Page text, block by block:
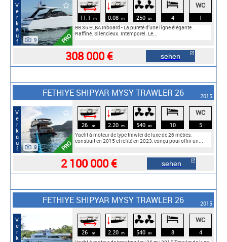
Verkauf PRO
9
⟷
11.1 m
🠓
0.08 m 250 cv 4
WC
1
BB 35 ELBA Inboard - La pureté d’une ligne élégante.
Raffiné. Silencieux. Intemporel. Le...
308 000 € sehen
Verkauf PRO
9
FETHIYE SHIPYAR MYSY TRAWLER 26 2015
⟷
26 m
🠓
2.20 m 540 cv 10
WC
5
Yacht à moteur de type trawler de luxe de 26 mètres,
construit en 2015 et refité en 2023, conçu pour offrir un...
2 100 000 € sehen
FETHIYE SHIPYAR MYSY TRAWLER 26 2015
⟷
26 m
🠓
2.20 m 540 cv 8
WC
4